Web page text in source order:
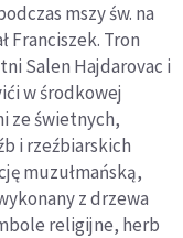
mszy św. na
Franciszek. Tron
Salen Hajdarovac i
w środkowej
ze świetnych,
i rzeźbiarskich
muzułmańską,
z drzewa
religijne, herb